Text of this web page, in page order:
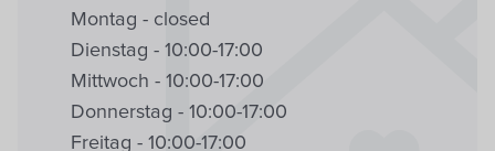
Montag - closed
Dienstag - 10:00-17:00
Mittwoch - 10:00-17:00
Donnerstag - 10:00-17:00
Freitag - 10:00-17:00